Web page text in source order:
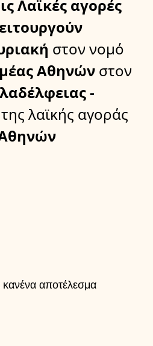
Λαϊκές αγορές
στον νομό
Αθηνών στον
-
της λαϊκής αγοράς
αποτέλεσμα